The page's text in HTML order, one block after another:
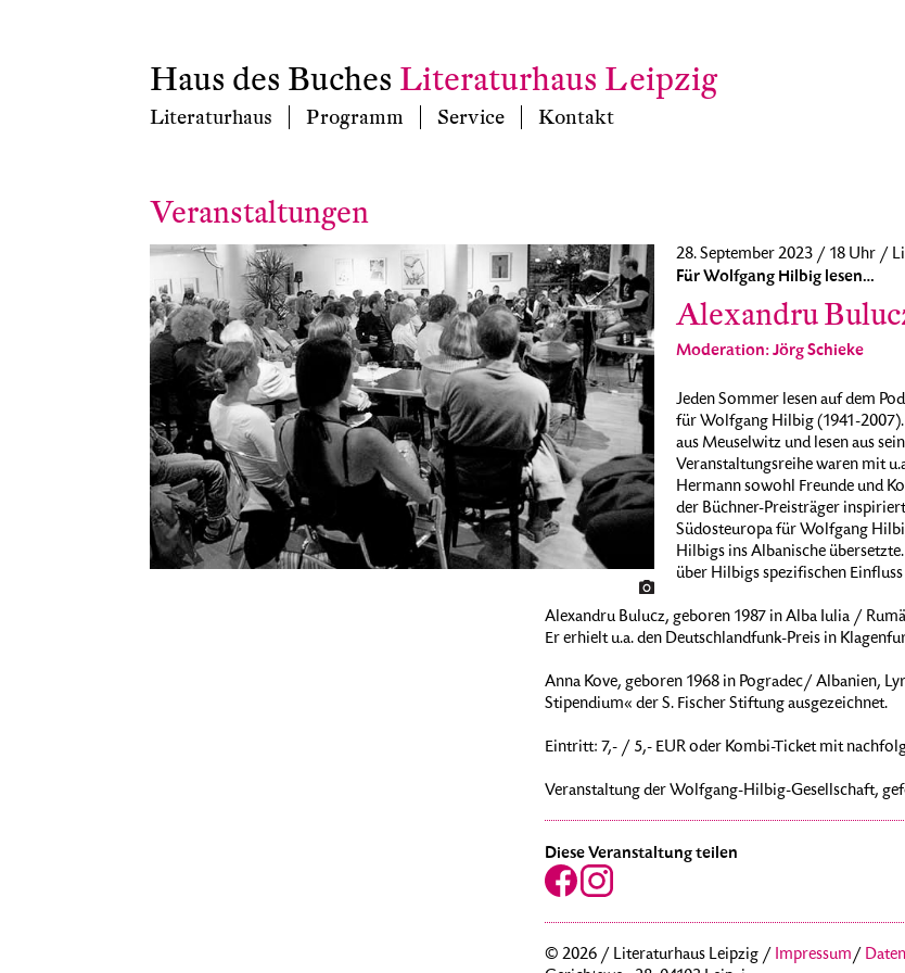
Haus des Buches Literaturhaus Leipzig
Literaturhaus Programm Service Kontakt
Veranstaltungen
28. September 2023 / 18 Uhr /
Für Wolfgang Hilbig lesen…
Alexandru
Moderation: Jörg Schieke
Jeden Sommer lesen auf dem
für Wolfgang Hilbig (1941-2007).
aus Meuselwitz und lesen aus
Veranstaltungsreihe waren mit
Hermann sowohl Freunde und
der Büchner-Preisträger
Südosteuropa für Wolfgang
Hilbigs ins Albanische
über Hilbigs spezifischen
Alexandru Bulucz, geboren 1987 in Alba Iulia /
Er erhielt u.a. den Deutschlandfunk-Preis in
Anna Kove, geboren 1968 in Pogradec/ Albanien,
Stipendium« der S. Fischer Stiftung ausgezeichnet.
Eintritt: 7,- / 5,- EUR oder Kombi-Ticket mit
Veranstaltung der Wolfgang-Hilbig-Gesellschaft,
Diese Veranstaltung teilen
© 2026 / Literaturhaus Leipzig / Impressum/